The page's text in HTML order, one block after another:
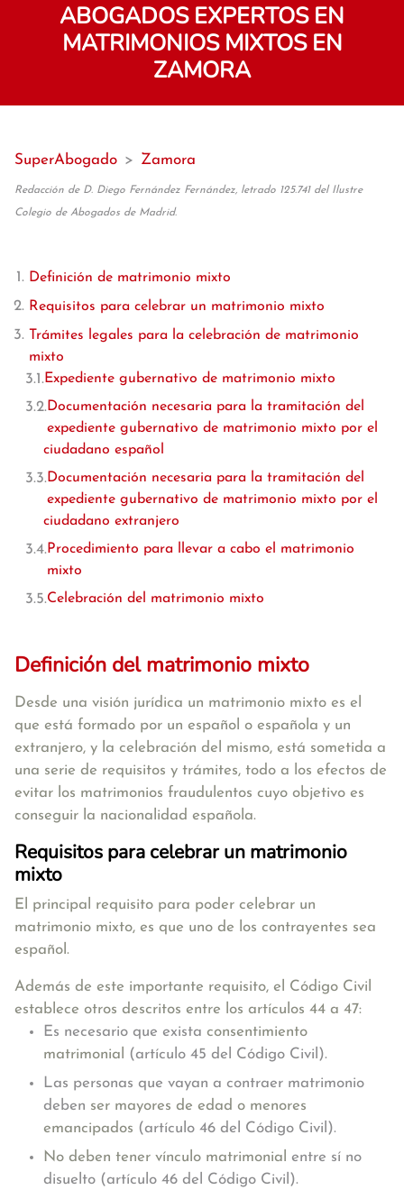
ABOGADOS EXPERTOS EN
MATRIMONIOS MIXTOS EN
ZAMORA
SuperAbogado > Zamora
Redacción de D. Diego Fernández Fernández, letrado 125.741 del Ilustre
Colegio de Abogados de Madrid.
Definición de matrimonio mixto
Requisitos para celebrar un matrimonio mixto
Trámites legales para la celebración de matrimonio
mixto
Expediente gubernativo de matrimonio mixto
Documentación necesaria para la tramitación del
expediente gubernativo de matrimonio mixto por el
ciudadano español
Documentación necesaria para la tramitación del
expediente gubernativo de matrimonio mixto por el
ciudadano extranjero
Procedimiento para llevar a cabo el matrimonio
mixto
Celebración del matrimonio mixto
Definición del matrimonio mixto
Desde una visión jurídica un matrimonio mixto es el
que está formado por un español o española y un
extranjero, y la celebración del mismo, está sometida a
una serie de requisitos y trámites, todo a los efectos de
evitar los matrimonios fraudulentos cuyo objetivo es
conseguir la nacionalidad española.
Requisitos para celebrar un matrimonio
mixto
El principal requisito para poder celebrar un
matrimonio mixto, es que uno de los contrayentes sea
español .
Además de este importante requisito, el Código Civil
establece otros descritos entre los artículos 44 a 47:
Es necesario que exista consentimiento
matrimonial
(artículo 45 del Código Civil).
Las personas que vayan a contraer matrimonio
deben ser mayores de edad o menores
emancipados (artículo 46 del Código Civil).
No deben tener vínculo matrimonial entre sí no
disuelto (artículo 46 del Código Civil).